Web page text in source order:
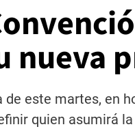
nueva
este martes, en
quien asumirá